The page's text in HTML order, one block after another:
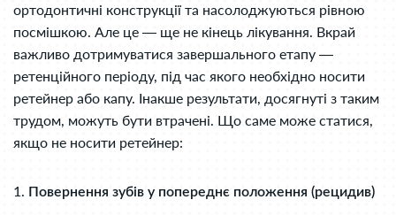
ортодонтичні конструкції та насолоджуються рівною
посмішкою. Але це — ще не кінець лікування. Вкрай
важливо дотримуватися завершального етапу —
ретенційного періоду, під час якого необхідно носити
ретейнер або капу. Інакше результати, досягнуті з таким
трудом, можуть бути втрачені. Що саме може статися,
якщо не носити ретейнер:
1. Повернення зубів у попереднє положення (рецидив)